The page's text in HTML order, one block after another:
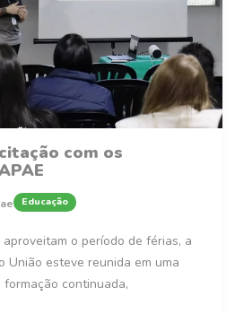
com os
Educação
o período de férias, a
União esteve reunida em uma
continuada,